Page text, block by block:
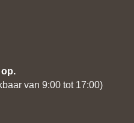
van 9:00 tot 17:00)